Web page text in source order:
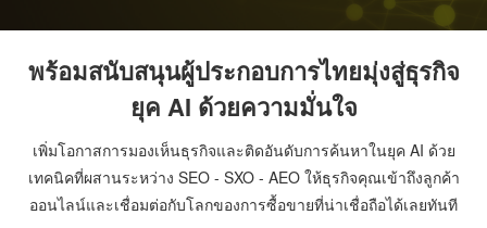
พร้อมสนับสนุนผู้ประกอบการไทยมุ่งสู่ธุรกิจ
ยุค AI ด้วยความมั่นใจ
เพิ่มโอกาสการมองเห็นธุรกิจและติดอันดับการค้นหาในยุค AI ด้วย
เทคนิคที่ผสานระหว่าง SEO - SXO - AEO ให้ธุรกิจคุณเข้าถึงลูกค้า
ออนไลน์และเชื่อมต่อกับโลกของการซื้อขายที่น่าเชื่อถือได้เลยทันที